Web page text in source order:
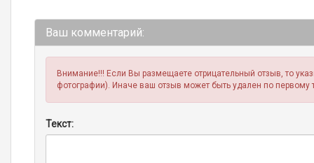
Ваш комментарий:
Внимание!!! Если Вы размещаете отрицательный отзыв, то
фотографии). Иначе ваш отзыв может быть удален по первому
Текст: